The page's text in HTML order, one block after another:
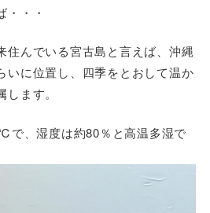
・・・
住んでいる宮古島と言えば、沖縄
いに位置し、四季をとおして温か
ます。
で、湿度は約80％と高温多湿で